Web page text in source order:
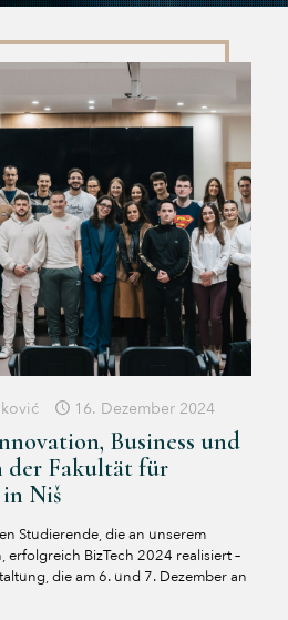
16. Dezember 2024
Business und
der Fakultät für
Niš
Studierende, die an unserem
erfolgreich BizTech 2024 realisiert –
die am 6. und 7. Dezember an